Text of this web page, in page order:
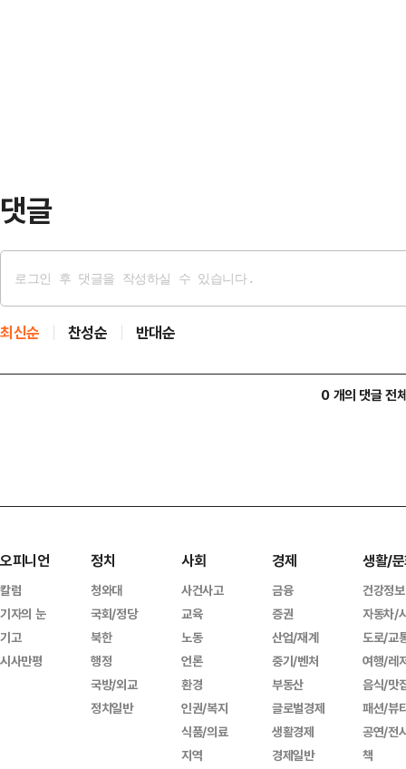
댓글
최신순 찬성순 반대순
0 개의 댓글 전
오피니언
칼럼
기자의 눈
기고
시사만평
정치
청와대
국회/정당
북한
행정
국방/외교
정치일반
사회
사건사고
교육
노동
언론
환경
인권/복지
식품/의료
지역
경제
금융
증권
산업/재계
중기/벤처
부동산
글로벌경제
생활경제
경제일반
생활/
건강정보
자동차/
도로/교
여행/레
음식/맛
패션/뷰
공연/전
책